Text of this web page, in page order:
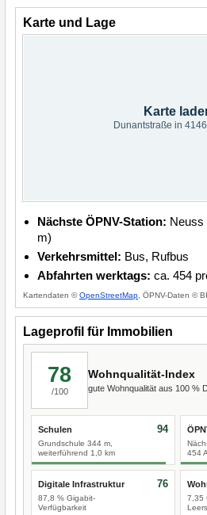
Karte und Lage
Karte
Dunantstraße in
Nächste ÖPNV-Station: Neuss
m)
Verkehrsmittel: Bus, Rufbus
Abfahrten werktags: ca. 454
Kartendaten ©OpenStreetMap , ÖPNV-Daten ©
Lageprofil für Immobilien
78
/100
Wohnqualität-Index
gute Wohnqualität aus 100 %
Schulen
Grundschule 344 m,
weiterführend 1,0 km
94
454
Digitale Infrastruktur
87,8 % Gigabit-
Verfügbarkeit
76
7,35